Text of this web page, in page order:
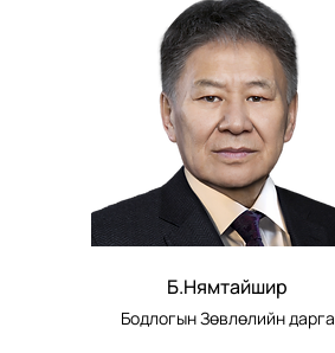
Б.Нямтайшир
Бодлогын Зөвлөлийн дарга